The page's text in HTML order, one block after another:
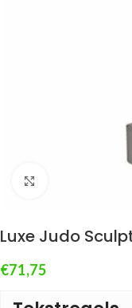
Luxe Judo
€71,75